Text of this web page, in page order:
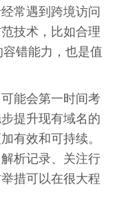
常遇到跨境访问
技术，比如合理
错能力，也是值
能会第一时间考
提升现有域名的
有效和可持续。
析记录、关注行
措可以在很大程